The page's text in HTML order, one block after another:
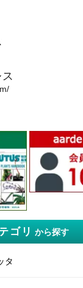
ゴリ から探す
タ